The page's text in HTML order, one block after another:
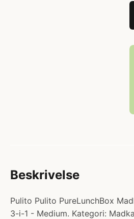
Beskrivelse
Pulito Pulito PureLunchBox
3-i-1 - Medium. Kategori: